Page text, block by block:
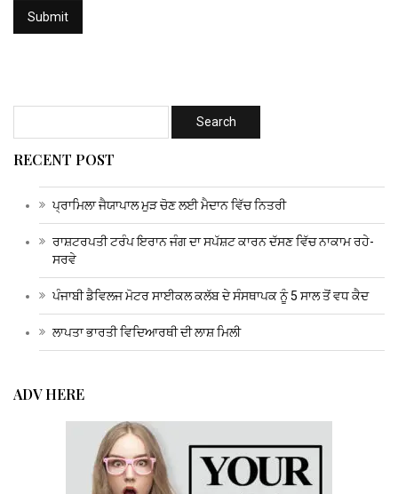
RECENT POST
ਪ੍ਰਾਮਿਲਾ ਜੈਯਾਪਾਲ ਮੁੜ ਚੋਣ ਲਈ ਮੈਦਾਨ ਵਿੱਚ ਨਿਤਰੀ
ਰਾਸ਼ਟਰਪਤੀ ਟਰੰਪ ਇਰਾਨ ਜੰਗ ਦਾ ਸਪੱਸ਼ਟ ਕਾਰਨ ਦੱਸਣ ਵਿੱਚ ਨਾਕਾਮ ਰਹੇ-
ਸਰਵੇ
ਪੰਜਾਬੀ ਡੈਵਿਲਜ ਮੋਟਰ ਸਾਈਕਲ ਕਲੱਬ ਦੇ ਸੰਸਥਾਪਕ ਨੂੰ 5 ਸਾਲ ਤੋਂ ਵਧ ਕੈਦ
ਲਾਪਤਾ ਭਾਰਤੀ ਵਿਦਿਆਰਥੀ ਦੀ ਲਾਸ਼ ਮਿਲੀ
ADV HERE